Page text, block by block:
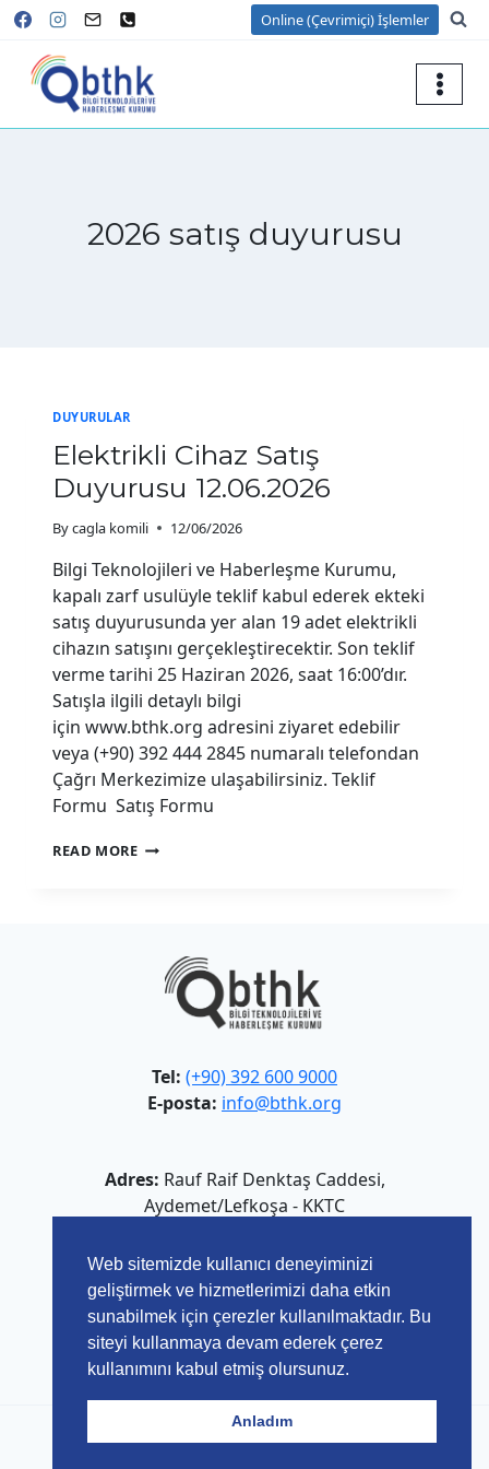
Skip
content
Online (Çevrimiçi) İşlemler
2026 satış duyurusu
DUYURULAR
Elektrikli Cihaz Satış
Duyurusu 12.06.2026
Bycagla komili 12/06/2026
Bilgi Teknolojileri ve Haberleşme Kurumu,
kapalı zarf usulüyle teklif kabul ederek ekteki
satış duyurusunda yer alan 19 adet elektrikli
cihazın satışını gerçekleştirecektir. Son teklif
verme tarihi 25 Haziran 2026, saat 16:00’dır.
Satışla ilgili detaylı bilgi
için www.bthk.org adresini ziyaret edebilir
veya (+90) 392 444 2845 numaralı telefondan
Çağrı Merkezimize ulaşabilirsiniz. Teklif
Formu Satış Formu
READ MOREELEKTRIKLI
Tel: (+90) 392 600 9000
E-posta: info@bthk.org
Adres: Rauf Raif Denktaş Caddesi,
Aydemet/Lefkoşa - KKTC
Web sitemizde kullanıcı deneyiminizi
geliştirmek ve hizmetlerimizi daha etkin
sunabilmek için çerezler kullanılmaktadır. Bu
siteyi kullanmaya devam ederek çerez
kullanımını kabul etmiş olursunuz.
Anladım